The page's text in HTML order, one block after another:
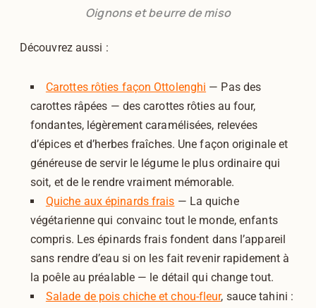
Oignons et beurre de miso
Découvrez aussi :
Carottes rôties façon Ottolenghi — Pas des
carottes râpées — des carottes rôties au four,
fondantes, légèrement caramélisées, relevées
d’épices et d’herbes fraîches. Une façon originale et
généreuse de servir le légume le plus ordinaire qui
soit, et de le rendre vraiment mémorable.
Quiche aux épinards frais — La quiche
végétarienne qui convainc tout le monde, enfants
compris. Les épinards frais fondent dans l’appareil
sans rendre d’eau si on les fait revenir rapidement à
la poêle au préalable — le détail qui change tout.
Salade de pois chiche et chou-fleur, sauce tahini :